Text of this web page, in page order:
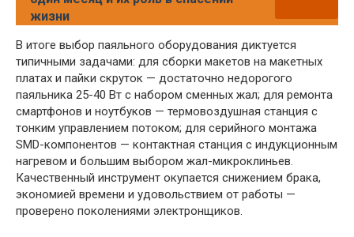
жизни
В итоге выбор паяльного оборудования диктуется
типичными задачами: для сборки макетов на макетных
платах и пайки скруток — достаточно недорогого
паяльника 25-40 Вт с набором сменных жал; для ремонта
смартфонов и ноутбуков — термовоздушная станция с
тонким управлением потоком; для серийного монтажа
SMD-компонентов — контактная станция с индукционным
нагревом и большим выбором жал-микроклиньев.
Качественный инструмент окупается снижением брака,
экономией времени и удовольствием от работы —
проверено поколениями электронщиков.